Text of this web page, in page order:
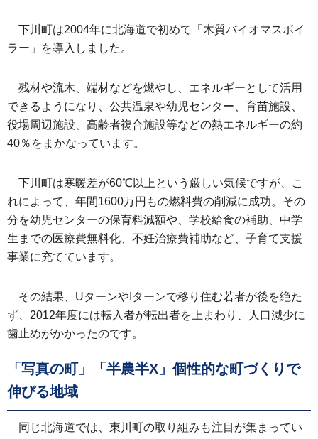
下川町は2004年に北海道で初めて「木質バイオマスボイ
ラー」を導入しました。
残材や流木、端材などを燃やし、エネルギーとして活用
できるようになり、公共温泉や幼児センター、育苗施設、
役場周辺施設、高齢者複合施設等などの熱エネルギーの約
40％をまかなっています。
下川町は寒暖差が60℃以上という厳しい気候ですが、こ
れによって、年間1600万円もの燃料費の削減に成功。その
分を幼児センターの保育料減額や、学校給食の補助、中学
生までの医療費無料化、不妊治療費補助など、子育て支援
事業に充てています。
その結果、UターンやIターンで移り住む若者が後を絶た
ず、2012年度には転入者が転出者を上まわり、人口減少に
歯止めがかかったのです。
「写真の町」「半農半X」個性的な町づくりで
伸びる地域
同じ北海道では、東川町の取り組みも注目が集まってい